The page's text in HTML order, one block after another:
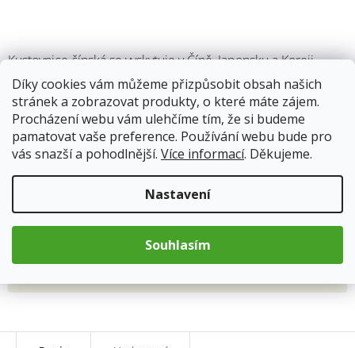
Díky cookies vám můžeme přizpůsobit obsah našich
stránek a zobrazovat produkty, o které máte zájem.
Procházení webu vám ulehčíme tím, že si budeme
pamatovat vaše preference. Používání webu bude pro
vás snazší a pohodlnější. Více informací. Děkujeme.
Nastavení
Souhlasím
Skladem 13.8.2026
Kustovnice čínská se vyskytuje v Číně, Japonsku a Koreji.
Plody této rostliny se nazývají goji. Rostou na trnitých keřích,
mají jasně červenou barvu. Šťáva se získává ze zralých plodů,
které obsahují silné antioxidanty.
Doprava od 59Kč
123 Kč
cena: